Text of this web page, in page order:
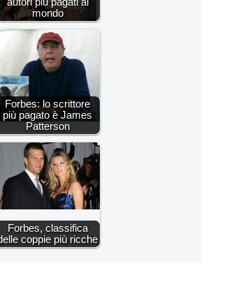
mondo
Forbes: lo scrittore
più pagato è James
Patterson
Forbes, classifica
coppie più ricche